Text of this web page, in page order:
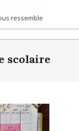
ressemble
scolaire